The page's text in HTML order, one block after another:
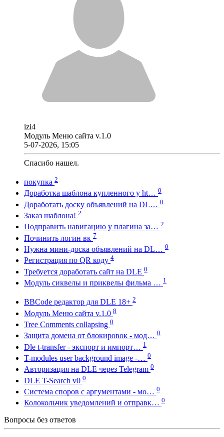
izi4
Модуль Меню сайта v.1.0
5-07-2026, 15:05
Спасибо нашел.
покупка 2
Доработка шаблона купленного у ht… 0
Доработать доску объявлений на DL… 0
Заказ шаблона! 2
Подправить навигацию у плагина за… 2
Починить логин вк 7
Нужна мини-доска объявлений на DL… 0
Регистрация по QR коду 4
Требуется доработать сайт на DLE 0
Модуль сиквелы и приквелы фильма … 1
BBCode редактор для DLE 18+ 2
Модуль Меню сайта v.1.0 8
Tree Comments collapsing 0
Защита домена от блокировок - мод… 0
Dle t-transfer - экспорт и импорт… 1
T-modules user background image -… 0
Авторизация на DLE через Telegram 0
DLE T-Search v0 0
Система споров с аргументами - мо… 0
Колокольчик уведомлений и отправк… 0
Вопросы без ответов